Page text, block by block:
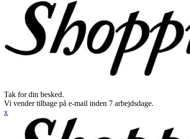
Tak for din besked.
Vi vender tilbage på e-mail inden 7 arbejdsdage.
x